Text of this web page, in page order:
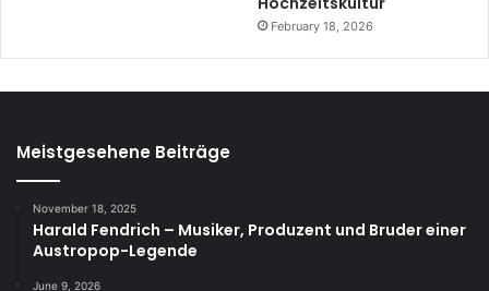
February 18, 2026
Meistgesehene Beiträge
November 18, 2025
Harald Fendrich – Musiker, Produzent und Bruder einer
Austropop-Legende
June 9, 2026